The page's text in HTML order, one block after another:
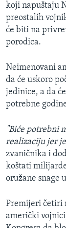
koji napuštaju
preostalih
će biti na
porodica.
Neimenovani
da će uskoro
jedinice, a da
potrebne
"Biće potrebni
realizaciju jer
zvaničnika i
koštati
oružane snage
Premijeri četiri
američki